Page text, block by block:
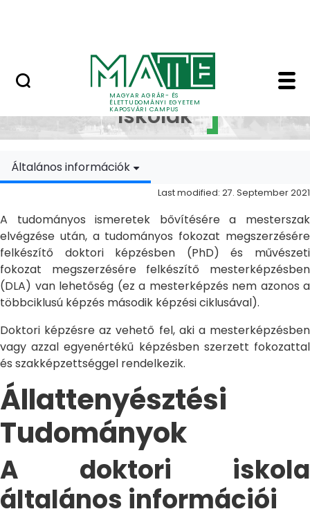
MAGYAR AGRÁR- ÉS
ÉLETTUDOMÁNYI EGYETEM
KAPOSVÁRI CAMPUS
Doktori Iskolák -
Doktori
Iskolák
Általános információk
Last modified: 27. September 2021
A tudományos ismeretek bővítésére a mesterszak
elvégzése után, a tudományos fokozat megszerzésére
felkészítő doktori képzésben (PhD) és művészeti
fokozat megszerzésére felkészítő mesterképzésben
(DLA) van lehetőség (ez a mesterképzés nem azonos a
többciklusú képzés második képzési ciklusával).
Doktori képzésre az vehető fel, aki a mesterképzésben
vagy azzal egyenértékű képzésben szerzett fokozattal
és szakképzettséggel rendelkezik.
Állattenyésztési
Tudományok
A doktori iskola
általános információi